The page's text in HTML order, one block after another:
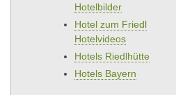
Hotelbilder
Hotel zum Friedl
Hotelvideos
Hotels Riedlhütte
Hotels Bayern